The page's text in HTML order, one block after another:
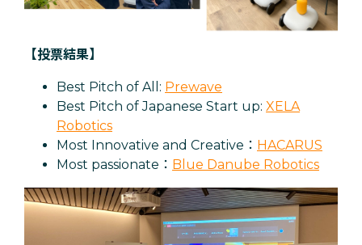
【投票結果】
Best Pitch of All: Prewave
Best Pitch of Japanese Start up: XELA
Robotics
Most Innovative and Creative： HACARUS
Most passionate： Blue Danube Robotics